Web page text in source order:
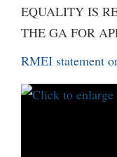
EQUALITY IS
THE GA FOR
RMEI statement